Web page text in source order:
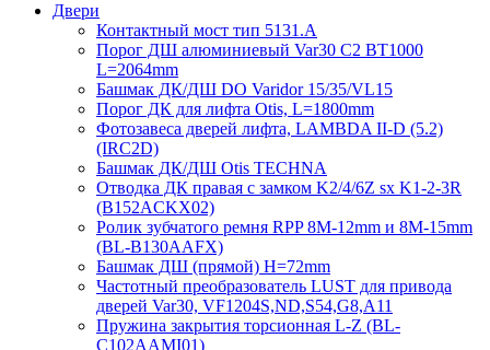
Двери
Контактный мост тип 5131.A
Порог ДШ алюминиевый Var30 C2 BT1000
L=2064mm
Башмак ДК/ДШ DO Varidor 15/35/VL15
Порог ДК для лифта Otis, L=1800mm
Фотозавеса дверей лифта, LAMBDA II-D (5.2)
(IRC2D)
Башмак ДК/ДШ Otis TECHNA
Отводка ДК правая с замком K2/4/6Z sx K1-2-3R
(B152ACKX02)
Ролик зубчатого ремня RPP 8M-12mm и 8M-15mm
(BL-B130AAFX)
Башмак ДШ (прямой) H=72mm
Частотный преобразователь LUST для привода
дверей Var30, VF1204S,ND,S54,G8,A11
Пружина закрытия торсионная L-Z (BL-
C102AAMI01)